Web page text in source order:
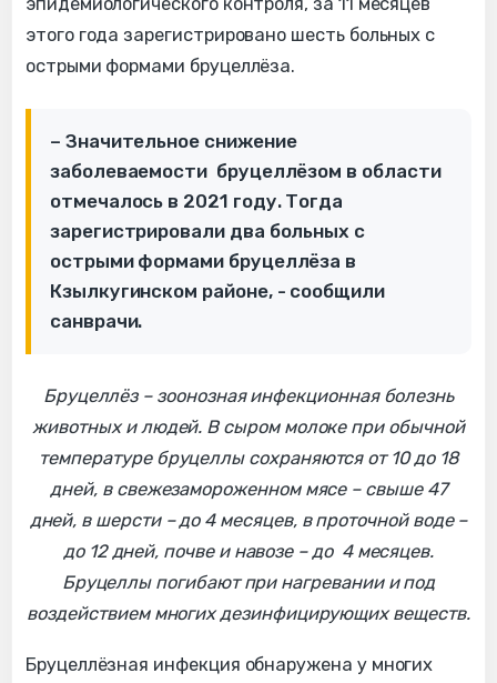
этого года зарегистрировано шесть больных с
острыми формами бруцеллёза.
– Значительное снижение
заболеваемости бруцеллёзом в области
отмечалось в 2021 году. Тогда
зарегистрировали два больных с
острыми формами бруцеллёза в
Кзылкугинском районе, - сообщили
санврачи.
Бруцеллёз – зоонозная инфекционная болезнь
животных и людей. В сыром молоке при обычной
температуре бруцеллы сохраняются от 10 до 18
дней, в свежезамороженном мясе – свыше 47
дней, в шерсти – до 4 месяцев, в проточной воде –
до 12 дней, почве и навозе – до 4 месяцев.
Бруцеллы погибают при нагревании и под
воздействием многих дезинфицирующих веществ.
Бруцеллёзная инфекция обнаружена у многих